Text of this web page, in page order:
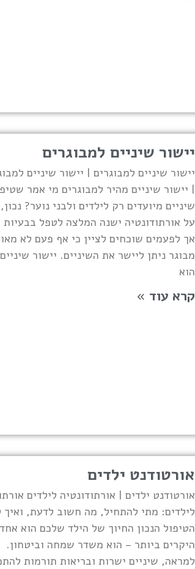
יישור שיניים למבוגרים
יישור שיניים למבוגרים | יישור שיניים
| יישור שיניים מהיר למבוגרים מי אמר
שיניים מיועדים רק לילדים ולבני נוער?
על אורתודונטיה ישנה המלצה לטפל בבעיות
אך לפעמים שוכחים לציין כי אף פעם לא
מבוגר ניתן ליישר את השיניים. יישור
הוא
קרא עוד »
אורטודנט ילדים
אורטודנט ילדים | אורתודונטיה לילדים
לילדים: מתי להתחיל, מה חשוב לדעת,
הטיפול הנכון החיוך של הילד שלכם הוא
היקרים ביותר – הוא משדר שמחה
למראה, שיניים ישרות ובריאות תורמות